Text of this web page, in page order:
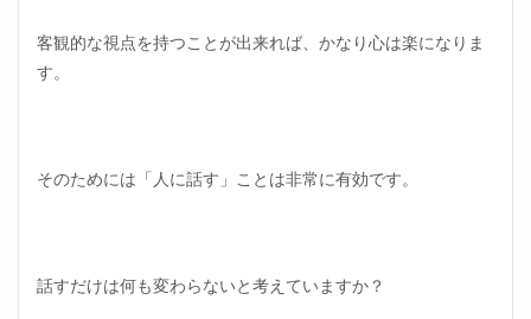
客観的な視点を持つことが出来れば、かなり心は楽になりま
す。
そのためには「人に話す」ことは非常に有効です。
話すだけは何も変わらないと考えていますか？